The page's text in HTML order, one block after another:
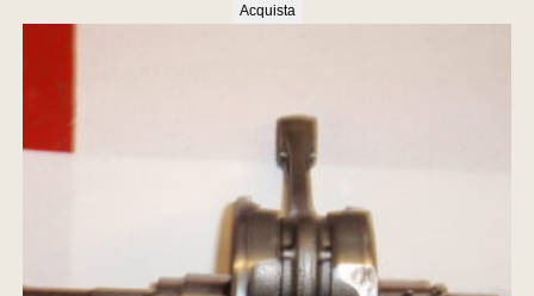
prezzo
Acquista